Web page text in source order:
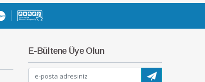
E-Bültene Üye Olun